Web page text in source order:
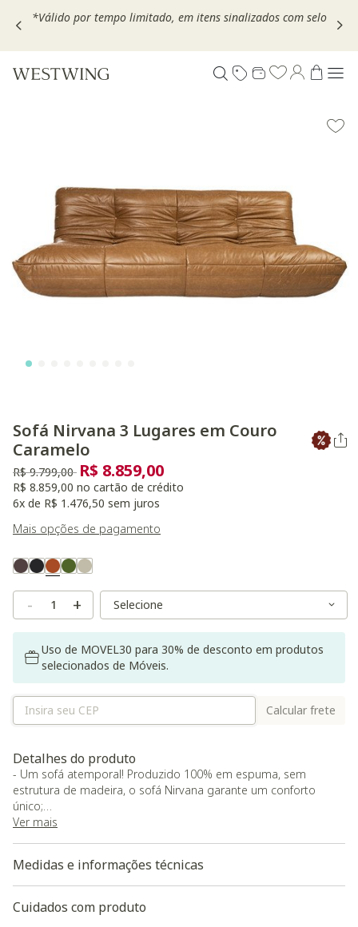
*Válido por tempo limitado, em itens sinalizados com selo
Sofá Nirvana 3 Lugares em Couro
Caramelo
Preço reduzido de
R$ 9.799,00 para
R$ 8.859,00
R$ 8.859,00 no cartão de crédito
6x de R$ 1.476,50 sem juros
Mais opções de pagamento
Variant Real Color
Selected
- + Variant Size
Variant Size
Uso de MOVEL30 para 30% de desconto em produtos
selecionados de Móveis.
Calcular frete
Detalhes do produto
- Um sofá atemporal! Produzido 100% em espuma, sem
estrutura de madeira, o sofá Nirvana garante um conforto
único;
- Com assento baixo, o sofá Nirvana é ideal para áreas de
aumenta sua durabilidade e resistência;
- O produto será entregue montado.
- As cores podem apresentar pequenas variações devido ao
lote de produção e às configurações do seu monitor.
Ver mais
Medidas e informações técnicas
Cuidados com produto